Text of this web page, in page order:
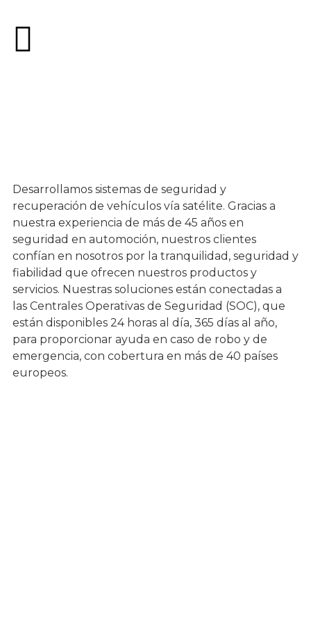
Desarrollamos sistemas de seguridad y
recuperación de vehículos vía satélite. Gracias a
nuestra experiencia de más de 45 años en
seguridad en automoción, nuestros clientes
confían en nosotros por la tranquilidad, seguridad y
fiabilidad que ofrecen nuestros productos y
servicios. Nuestras soluciones están conectadas a
las Centrales Operativas de Seguridad (SOC), que
están disponibles 24 horas al día, 365 días al año,
para proporcionar ayuda en caso de robo y de
emergencia, con cobertura en más de 40 países
europeos.